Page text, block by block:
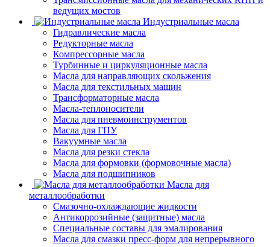
ведущих мостов
Индустриальные масла
Гидравлические масла
Редукторные масла
Компрессорные масла
Турбинные и циркуляционные масла
Масла для направляющих скольжения
Масла для текстильных машин
Трансформаторные масла
Масла-теплоносители
Масла для пневмоинструментов
Масла для ГПУ
Вакуумные масла
Масла для резки стекла
Масла для формовки (формовочные масла)
Масла для подшипников
Масла для
металлообработки
Смазочно-охлаждающие жидкости
Антикоррозийные (защитные) масла
Специальные составы для эмалирования
Масла для смазки пресс-форм для непрерывного